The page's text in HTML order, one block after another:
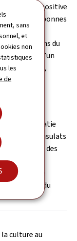
sans
et
non
les
de
à l’image positive
des bonnes
et
les Maisons du
au sein d’un
le monde,
culture
la diplomatie
et les consulats
et des
tels que le
acteurs du
culture au